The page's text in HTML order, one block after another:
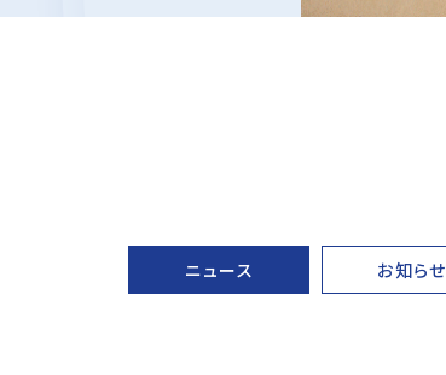
ニュース お知らせ